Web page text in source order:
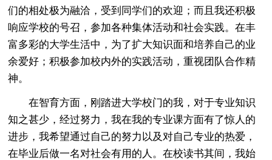
们的相处极为融洽，受到同学们的欢迎；而且我还积极
响应学校的号召，参加各种集体活动和社会实践。在丰
富多彩的大学生活中，为了扩大知识面和培养自己的业
余爱好；积极参加校内外的实践活动，重视团队合作精
神。
在智育方面，刚踏进大学校门的我，对于专业知识
知之甚少，经过努力，我在我的专业课方面有了惊人的
进步，我希望通过自己的努力以及对自己专业的热爱，
在毕业后做一名对社会有用的人。在校读书其间，我始